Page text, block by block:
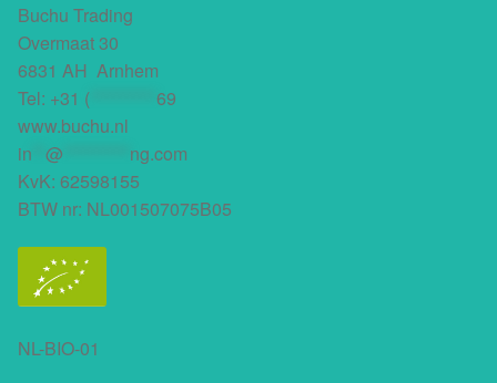
Buchu Trading
Overmaat 30
6831 AH Arnhem
Tel: +31 (
69
www.buchu.nl
in @
ng.com
KvK: 62598155
BTW nr: NL001507075B05
NL-BIO-01